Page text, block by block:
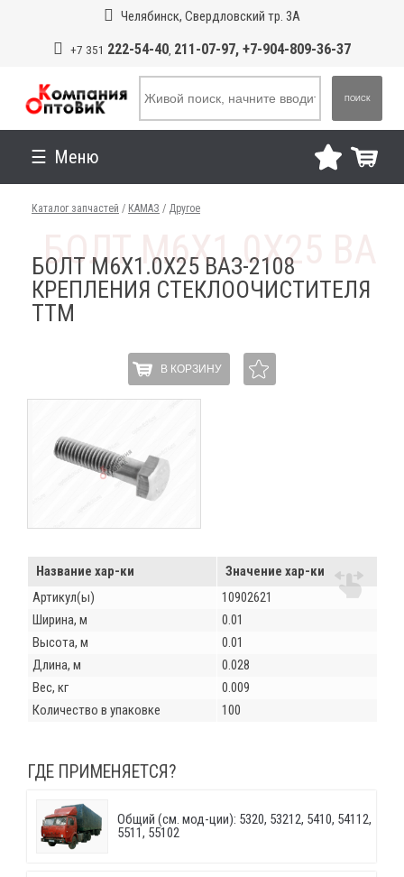
Челябинск, Свердловский тр. 3А
+7 351 222-54-40, 211-07-97, +7-904-809-36-37
ПОИСК
Меню
Каталог запчастей / КАМАЗ / Другое
БОЛТ М6Х1.0Х25 ВАЗ-2108
КРЕПЛЕНИЯ СТЕКЛООЧИСТИТЕЛЯ
ТТМ
В КОРЗИНУ
Название хар-ки
Значение хар-ки
Артикул(ы)
10902621
Ширина, м
0.01
Высота, м
0.01
Длина, м
0.028
Вес, кг
0.009
Количество в упаковке
100
ГДЕ ПРИМЕНЯЕТСЯ?
Общий (см. мод-ции): 5320, 53212, 5410, 54112,
5511, 55102